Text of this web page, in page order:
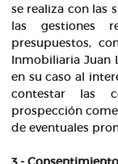
se realiza con las
las gestiones
presupuestos,
Inmobiliaria Juan
en su caso al
contestar las
prospección
de eventuales